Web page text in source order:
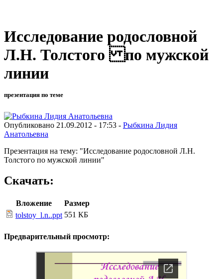
Исследование родословной
Л.Н. Толстого по мужской
линии
презентация по теме
Опубликовано 21.09.2012 - 17:53 - Рыбкина Лидия
Анатольевна
Презентация на тему: "Исследование родословной Л.Н.
Толстого по мужской линии"
Скачать:
Вложение
Размер
tolstoy_l.n..ppt 551 КБ
Предварительный просмотр: